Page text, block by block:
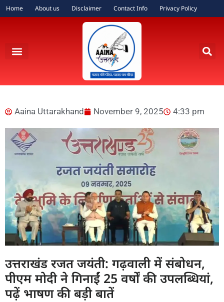
Home About us Disclaimer Contact Info Privacy Policy
Aaina Uttarakhand November 9, 2025 4:33 pm
उत्तराखंड रजत जयंती: गढ़वाली में संबोधन,
पीएम मोदी ने गिनाईं 25 वर्षों की उपलब्धियां,
पढ़ें भाषण की बड़ी बातें